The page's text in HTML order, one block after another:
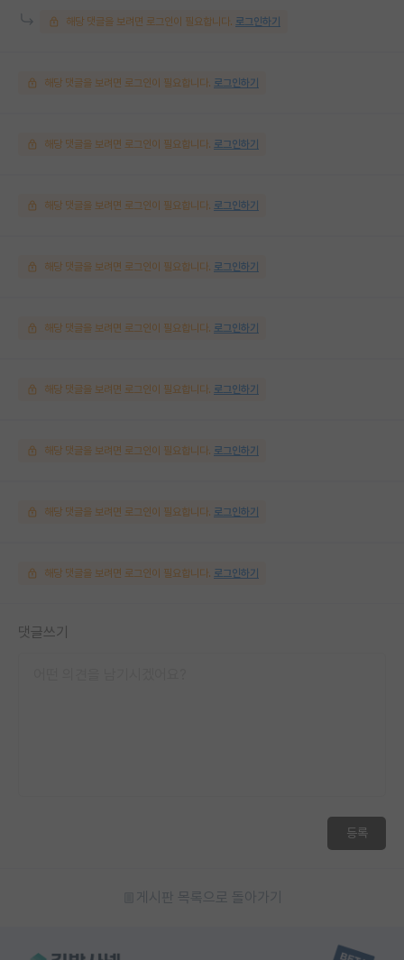
해당 댓글을 보려면 로그인이 필요합니다. 로그인하기
해당 댓글을 보려면 로그인이 필요합니다. 로그인하기
해당 댓글을 보려면 로그인이 필요합니다. 로그인하기
해당 댓글을 보려면 로그인이 필요합니다. 로그인하기
해당 댓글을 보려면 로그인이 필요합니다. 로그인하기
해당 댓글을 보려면 로그인이 필요합니다. 로그인하기
해당 댓글을 보려면 로그인이 필요합니다. 로그인하기
해당 댓글을 보려면 로그인이 필요합니다. 로그인하기
해당 댓글을 보려면 로그인이 필요합니다. 로그인하기
해당 댓글을 보려면 로그인이 필요합니다. 로그인하기
댓글쓰기
등록
게시판 목록으로 돌아가기